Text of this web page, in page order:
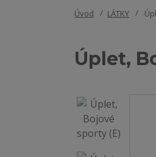
Úvod LÁTKY
Úplet,